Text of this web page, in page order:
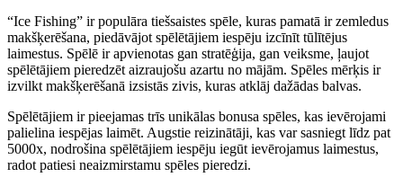
“Ice Fishing” ir populāra tiešsaistes spēle, kuras pamatā ir zemledus
makšķerēšana, piedāvājot spēlētājiem iespēju izcīnīt tūlītējus
laimestus. Spēlē ir apvienotas gan stratēģija, gan veiksme, ļaujot
spēlētājiem pieredzēt aizraujošu azartu no mājām. Spēles mērķis ir
izvilkt makšķerēšanā izsistās zivis, kuras atklāj dažādas balvas.
Spēlētājiem ir pieejamas trīs unikālas bonusa spēles, kas ievērojami
palielina iespējas laimēt. Augstie reizinātāji, kas var sasniegt līdz pat
5000x, nodrošina spēlētājiem iespēju iegūt ievērojamus laimestus,
radot patiesi neaizmirstamu spēles pieredzi.